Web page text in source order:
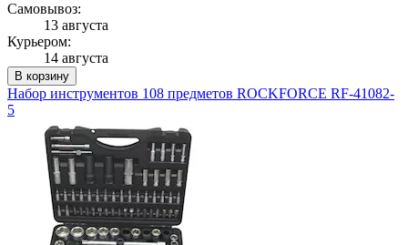
Самовывоз:
13 августа
Курьером:
14 августа
В корзину
Набор инструментов 108 предметов ROCKFORCE RF-41082-
5